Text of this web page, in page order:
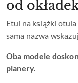
od
Etui na książki otula
sama nazwa
Oba modele
planery.